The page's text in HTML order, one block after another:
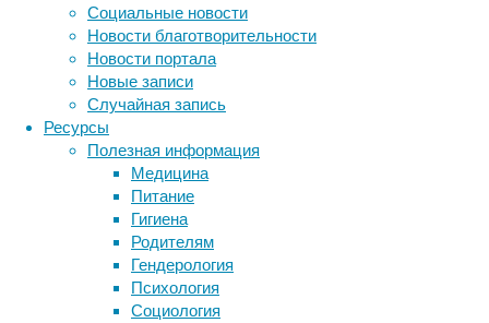
Социальные новости
Новости благотворительности
Новости портала
Новые записи
Случайная запись
Ресурсы
Полезная информация
Медицина
Питание
Гигиена
Родителям
Гендерология
Психология
Социология
провоцировать
реакцию
оцепенения.
тактика
позволила
белым
самцам
добывать
больше
пищи